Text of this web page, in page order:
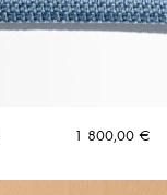
1 800,00 €